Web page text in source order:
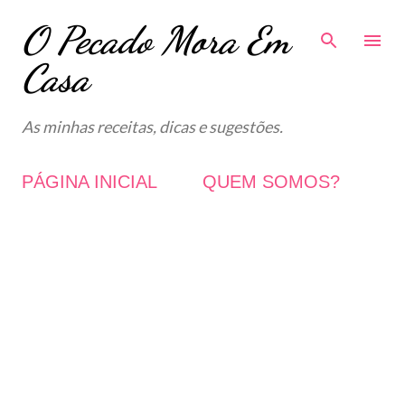
Avançar para o conteúdo principal
O Pecado Mora Em
Casa
As minhas receitas, dicas e sugestões.
PÁGINA INICIAL QUEM SOMOS?